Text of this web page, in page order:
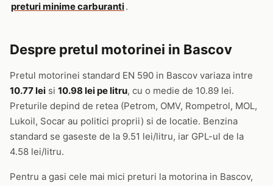
preturi minime carburanti.
Despre pretul motorinei in Bascov
Pretul motorinei standard EN 590 in Bascov variaza intre
10.77 lei si 10.98 lei pe litru, cu o medie de 10.89 lei.
Preturile depind de retea (Petrom, OMV, Rompetrol, MOL,
Lukoil, Socar au politici proprii) si de locatie. Benzina
standard se gaseste de la 9.51 lei/litru, iar GPL-ul de la
4.58 lei/litru.
Pentru a gasi cele mai mici preturi la motorina in Bascov,